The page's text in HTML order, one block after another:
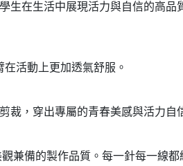
生在生活中展現活力與自信的高品
活動上更加透氣舒服。
裁，穿出專屬的青春美感與活力自
兼備的製作品質。每一針每一線